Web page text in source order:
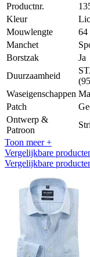
Productnr.
Kleur
Mouwlengte
64
Manchet
Borstzak
Ja
Duurzaamheid
Waseigenschappen
Patch
Ontwerp &
Patroon
Toon meer +
Vergelijkbare
Vergelijkbare